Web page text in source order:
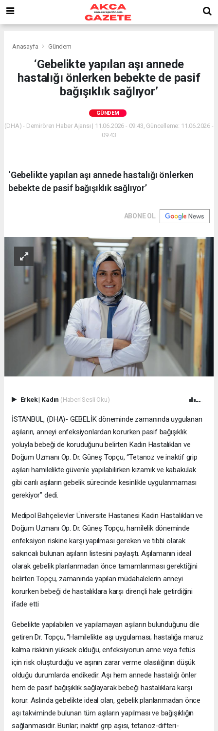
Anasayfa Gündem
‘Gebelikte yapılan aşı annede
hastalığı önlerken bebekte de pasif
bağışıklık sağlıyor’
GÜNDEM
(DHA) - Demirören Haber Ajansı | 11.06.2026 - 09:43, Güncelleme: 11.06.2026 -
09:43
‘Gebelikte yapılan aşı annede hastalığı önlerken
bebekte de pasif bağışıklık sağlıyor’
ABONE OL
Erkek| Kadın (Haberi Sesli Oku)
İSTANBUL, (DHA)- GEBELİK döneminde zamanında uygulanan
aşıların, anneyi enfeksiyonlardan korurken pasif bağışıklık
yoluyla bebeği de koruduğunu belirten Kadın Hastalıkları ve
Doğum Uzmanı Op. Dr. Güneş Topçu, “Tetanoz ve inaktif grip
aşıları hamilelikte güvenle yapılabilirken kızamık ve kabakulak
gibi canlı aşıların gebelik sürecinde kesinlikle uygulanmaması
gerekiyor” dedi.
Medipol Bahçelievler Üniversite Hastanesi Kadın Hastalıkları ve
Doğum Uzmanı Op. Dr. Güneş Topçu, hamilelik döneminde
enfeksiyon riskine karşı yapılması gereken ve tıbbi olarak
sakıncalı bulunan aşıların listesini paylaştı. Aşılamanın ideal
olarak gebelik planlanmadan önce tamamlanması gerektiğini
belirten Topçu, zamanında yapılan müdahalelerin anneyi
korurken bebeği de hastalıklara karşı dirençli hale getirdiğini
ifade etti
Gebelikte yapılabilen ve yapılamayan aşıların bulunduğunu dile
getiren Dr. Topçu, “Hamilelikte aşı uygulaması; hastalığa maruz
kalma riskinin yüksek olduğu, enfeksiyonun anne veya fetüs
için risk oluşturduğu ve aşının zarar verme olasılığının düşük
olduğu durumlarda endikedir. Aşı hem annede hastalığı önler
hem de pasif bağışıklık sağlayarak bebeği hastalıklara karşı
korur. Aslında gebelikte ideal olan, gebelik planlanmadan önce
aşı takviminde bulunan tüm aşıların yapılması ve bağışıklığın
sağlanmasıdır. Bunlar; inaktif grip aşısı, tetanoz-difteri-